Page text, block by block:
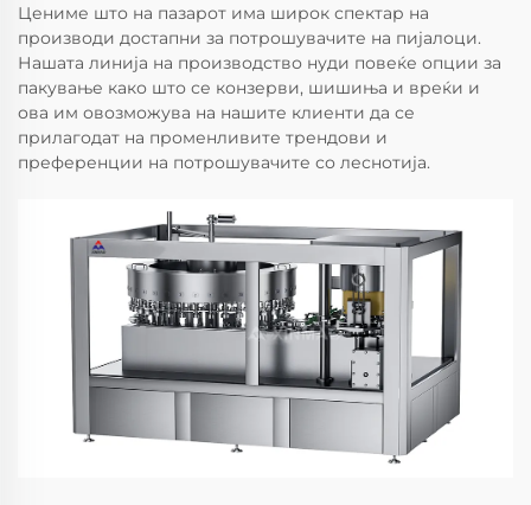
Цениме што на пазарот има широк спектар на
производи достапни за потрошувачите на пијалоци.
Нашата линија на производство нуди повеќе опции за
пакување како што се конзерви, шишиња и вреќи и
ова им овозможува на нашите клиенти да се
прилагодат на променливите трендови и
преференции на потрошувачите со леснотија.